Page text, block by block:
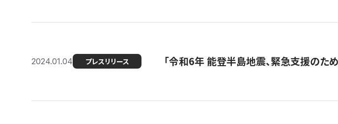
2024.01.04 プレスリリース 「令和6年 能登半島地震、緊急支援のた